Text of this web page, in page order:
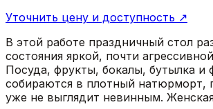
Уточнить цену и доступность ↗
В этой работе праздничный стол
состояния яркой, почти
Посуда, фрукты, бокалы, бутылка и
собираются в плотный натюрморт,
уже не выглядит невинным.